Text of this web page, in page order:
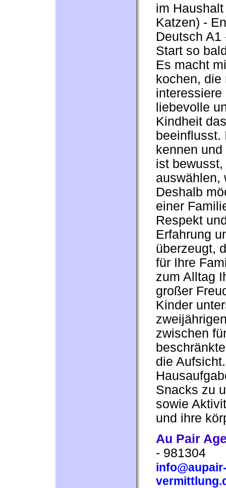
im
Katzen) -
Deutsch
Start so
Es macht
kochen, die
liebevolle
Kindheit
beeinflusst.
kennen
ist
auswählen,
Deshalb
einer
Respekt
Erfahrung
überzeugt,
für Ihre
zum Alltag
großer
Kinder
zwischen
die
Snacks zu
sowie
und ihre
Au Pair
- 981304